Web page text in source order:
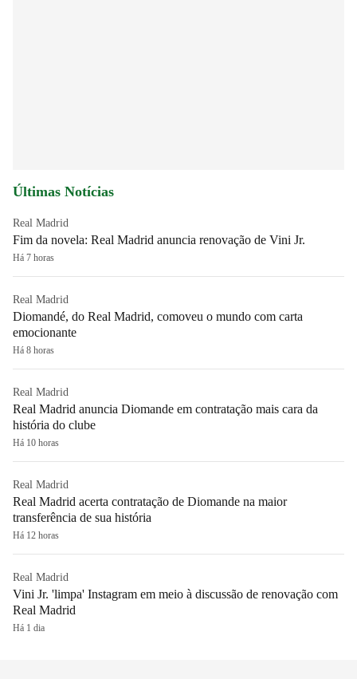
Últimas Notícias
Real Madrid
Fim da novela: Real Madrid anuncia renovação de Vini Jr.
Há 7 horas
Real Madrid
Diomandé, do Real Madrid, comoveu o mundo com carta
emocionante
Há 8 horas
Real Madrid
Real Madrid anuncia Diomande em contratação mais cara da
história do clube
Há 10 horas
Real Madrid
Real Madrid acerta contratação de Diomande na maior
transferência de sua história
Há 12 horas
Real Madrid
Vini Jr. 'limpa' Instagram em meio à discussão de renovação com
Real Madrid
Há 1 dia